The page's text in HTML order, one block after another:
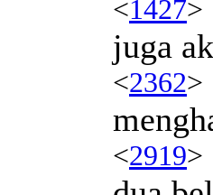
<1427>
juga
<2362>
<2919>